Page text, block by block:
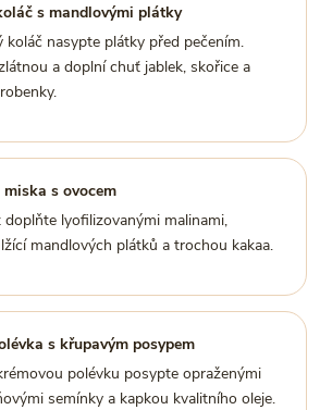
s mandlovými plátky
koláč nasypte plátky před pečením.
a doplní chuť jablek, skořice a
s ovocem
lyofilizovanými malinami,
mandlových plátků a trochou kakaa.
s křupavým posypem
polévku posypte opraženými
semínky a kapkou kvalitního oleje.